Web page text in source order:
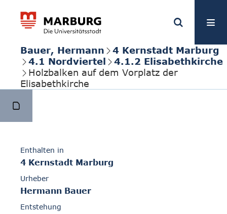
Bauer, Hermann
4 Kernstadt Marburg
4.1 Nordviertel
4.1.2 Elisabethkirche
Holzbalken auf dem Vorplatz der
Elisabethkirche
Enthalten in
4 Kernstadt Marburg
Urheber
Hermann Bauer
Entstehung